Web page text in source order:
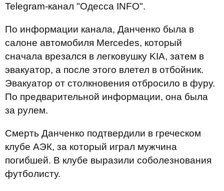
Telegram-канал "Одесса INFO".
По информации канала, Данченко была в
салоне автомобиля Mercedes, который
сначала врезался в легковушку KIA, затем в
эвакуатор, а после этого влетел в отбойник.
Эвакуатор от столкновения отбросило в фуру.
По предварительной информации, она была
за рулем.
Смерть Данченко подтвердили в греческом
клубе АЭК, за который играл мужчина
погибшей. В клубе выразили соболезнования
футболисту.